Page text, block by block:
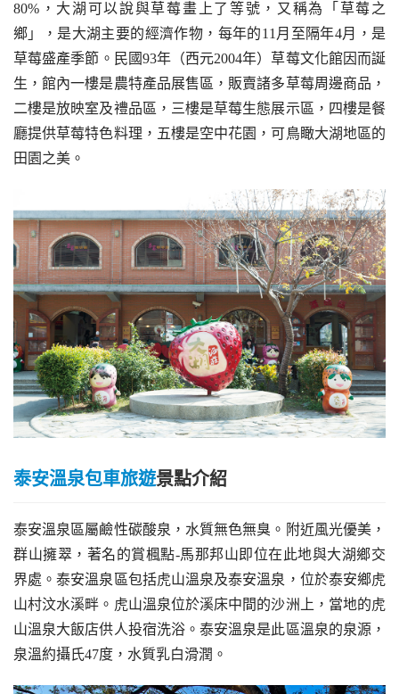
80%，大湖可以說與草莓畫上了等號，又稱為「草莓之
鄉」，是大湖主要的經濟作物，每年的11月至隔年4月，是
草莓盛產季節。民國93年（西元2004年）草莓文化館因而誕
生，館內一樓是農特產品展售區，販賣諸多草莓周邊商品，
二樓是放映室及禮品區，三樓是草莓生態展示區，四樓是餐
廳提供草莓特色料理，五樓是空中花園，可鳥瞰大湖地區的
田園之美。
泰安溫泉包車旅遊景點介紹
泰安溫泉區屬鹼性碳酸泉，水質無色無臭。附近風光優美，
群山擁翠，著名的賞楓點-馬那邦山即位在此地與大湖鄉交
界處。泰安溫泉區包括虎山溫泉及泰安溫泉，位於泰安鄉虎
山村汶水溪畔。虎山溫泉位於溪床中間的沙洲上，當地的虎
山溫泉大飯店供人投宿洗浴。泰安溫泉是此區溫泉的泉源，
泉溫約攝氏47度，水質乳白滑潤。